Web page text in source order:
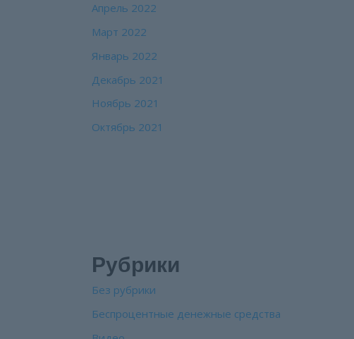
Апрель 2022
Март 2022
Январь 2022
Декабрь 2021
Ноябрь 2021
Октябрь 2021
Рубрики
Без рубрики
Беспроцентные денежные средства